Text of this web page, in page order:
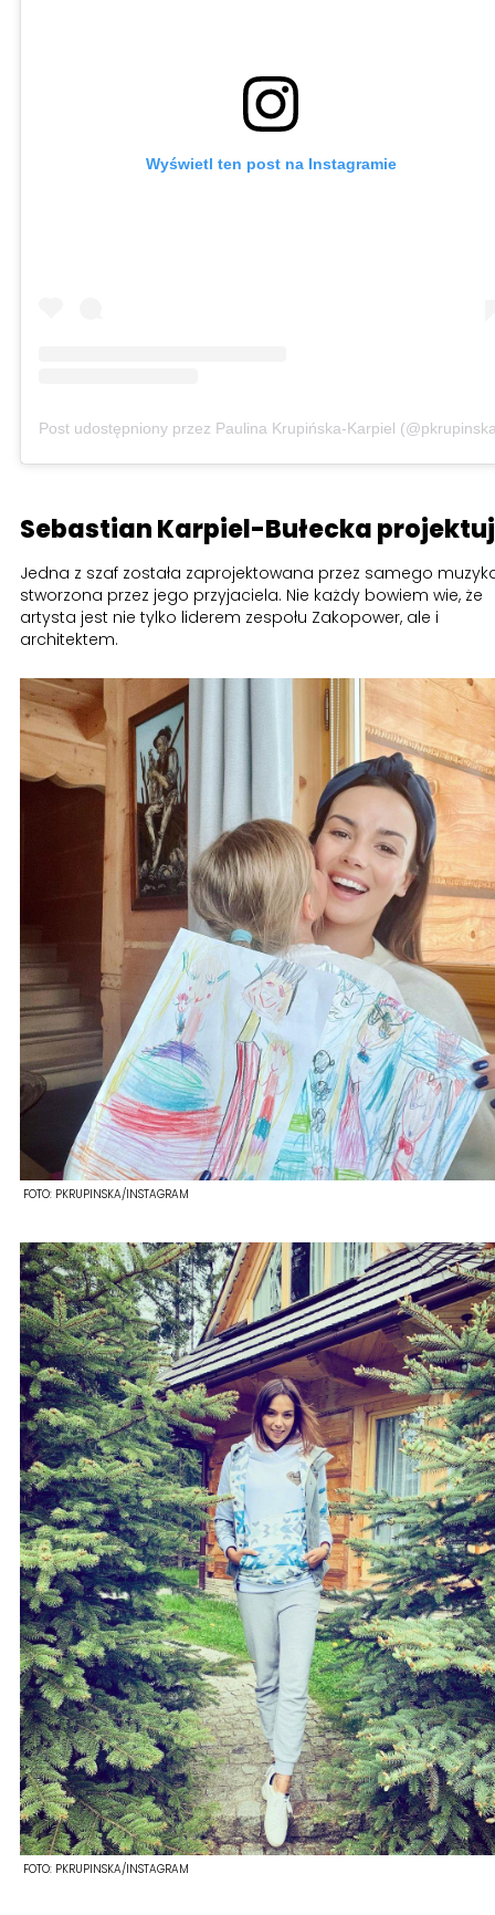
Wyświetl ten post na Instagramie
Post udostępniony przez Paulina Krupińska-Karpiel
Sebastian Karpiel-Bułecka
Jedna z szaf została zaprojektowana przez samego
stworzona przez jego przyjaciela. Nie każdy bowiem wie, że
artysta jest nie tylko liderem zespołu Zakopower, ale i
architektem.
FOTO: PKRUPINSKA/INSTAGRAM
FOTO: PKRUPINSKA/INSTAGRAM